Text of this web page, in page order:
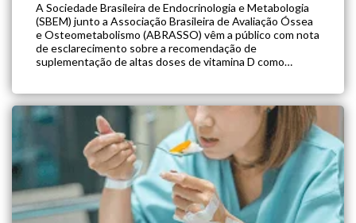
A Sociedade Brasileira de Endocrinologia e Metabologia
(SBEM) junto a Associação Brasileira de Avaliação Óssea
e Osteometabolismo (ABRASSO) vêm a público com nota
de esclarecimento sobre a recomendação de
suplementação de altas doses de vitamina D como
total repudio à […]